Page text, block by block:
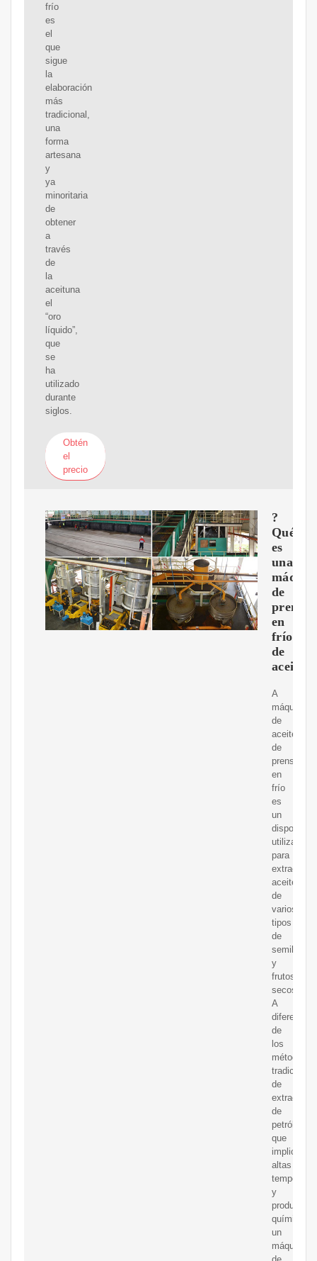
frío
es
el
que
sigue
la
elaboración
más
tradicional,
una
forma
artesana
y
ya
minoritaria
de
obtener
a
través
de
la
aceituna
el
“oro
líquido”,
que
se
ha
utilizado
durante
siglos.
Obtén
el
precio
?
Qué
es
una
de
en
frío
de
aceite
A
máquina
de
aceite
de
prensa
en
frío
es
un
dispositivo
utilizado
para
extraer
aceite
de
varios
tipos
de
semillas
y
frutos
secos.
A
diferencia
de
los
métodos
de
extracción
de
petróleo,
que
implican
altas
y
productos
químicos,
un
máquina